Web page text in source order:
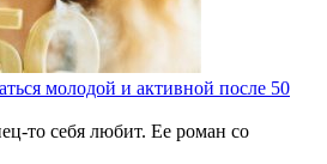
молодой и активной после 50
то себя любит. Ее роман со